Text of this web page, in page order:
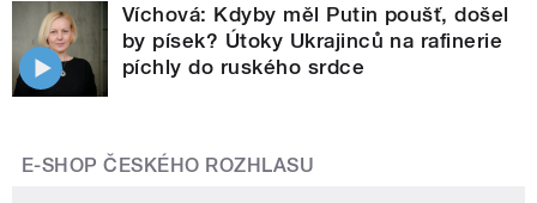
Víchová: Kdyby měl Putin poušť, došel
by písek? Útoky Ukrajinců na rafinerie
píchly do ruského srdce
E-SHOP ČESKÉHO ROZHLASU